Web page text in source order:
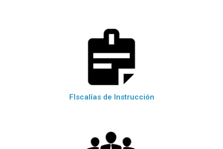
FIscalías de Instrucción